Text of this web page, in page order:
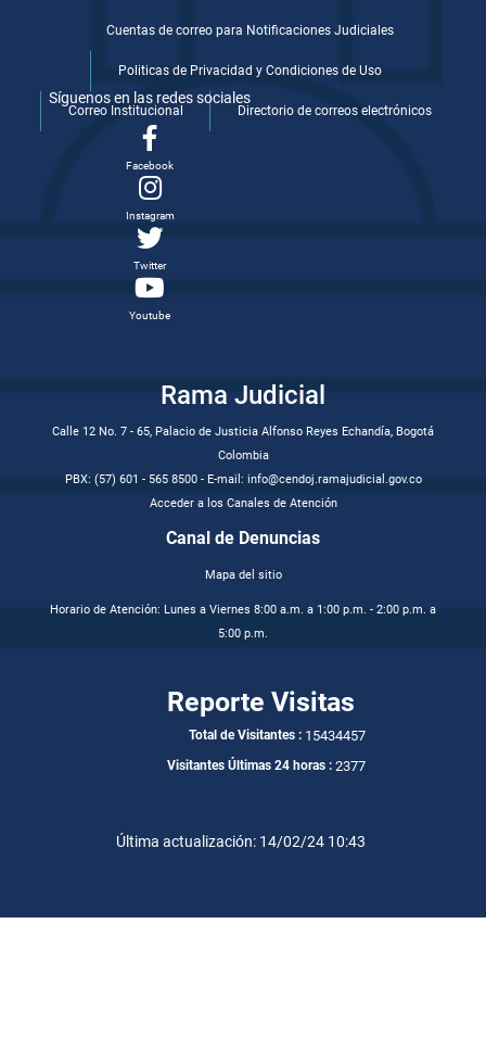
Cuentas de correo para Notificaciones Judiciales
Politicas de Privacidad y Condiciones de Uso
Correo Institucional Directorio de correos electrónicos
Síguenos en las redes sociales
Facebook
Instagram
Twitter
Youtube
Rama Judicial
Calle 12 No. 7 - 65, Palacio de Justicia Alfonso Reyes Echandía, Bogotá
Colombia
PBX: (57) 601 - 565 8500 - E-mail: info@cendoj.ramajudicial.gov.co
Acceder a los Canales de Atención
Canal de Denuncias
Mapa del sitio
Horario de Atención: Lunes a Viernes 8:00 a.m. a 1:00 p.m. - 2:00 p.m. a
5:00 p.m.
Reporte Visitas
Total de Visitantes : 15434457
Visitantes Últimas 24 horas : 2377
Última actualización: 14/02/24 10:43